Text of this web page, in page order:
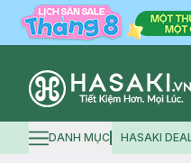
Logo
Hamburger icon
DANH MỤC HASAKI